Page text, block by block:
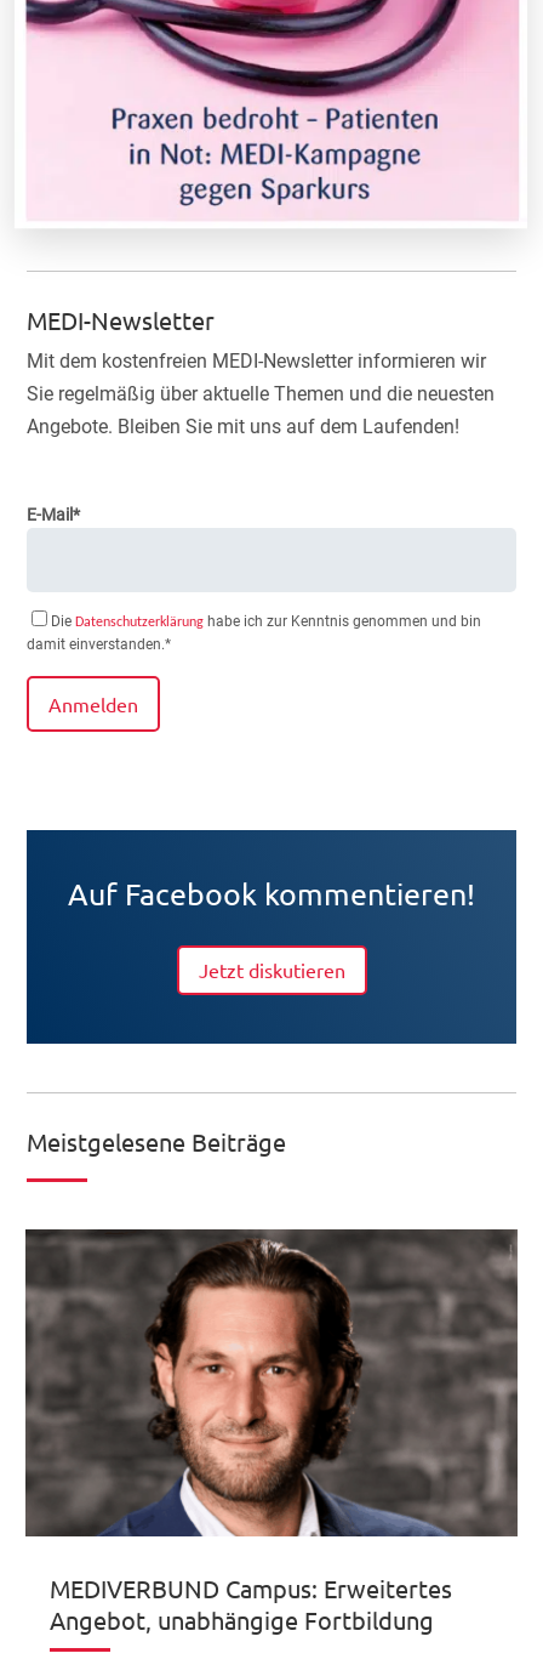
MEDI-Newsletter
Mit dem kostenfreien MEDI-Newsletter informieren wir
Sie regelmäßig über aktuelle Themen und die neuesten
Angebote. Bleiben Sie mit uns auf dem Laufenden!
E-Mail*
DieDatenschutzerklärung habe ich zur Kenntnis genommen und bin
damit einverstanden.*
Anmelden
Auf Facebook kommentieren!
Jetzt diskutieren
Meistgelesene Beiträge
MEDIVERBUND Campus: Erweitertes
Angebot, unabhängige Fortbildung